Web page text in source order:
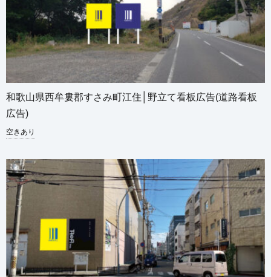
和歌山県西牟婁郡すさみ町江住│野立て看板広告(道路看板
広告)
空きあり